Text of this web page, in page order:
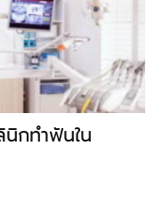
กทำฟันใน